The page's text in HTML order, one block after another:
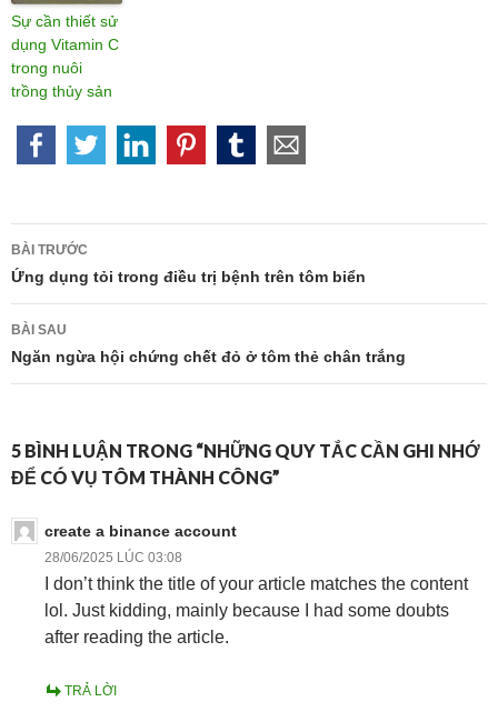
Sự cần thiết sử
dụng Vitamin C
trong nuôi
trồng thủy sản
Điều
hướng
bài
viết
BÀI TRƯỚC
Ứng dụng tỏi trong điều trị bệnh trên tôm biển
BÀI SAU
Ngăn ngừa hội chứng chết đỏ ở tôm thẻ chân trắng
5 BÌNH LUẬN TRONG “NHỮNG QUY TẮC CẦN GHI NHỚ
ĐỂ CÓ VỤ TÔM THÀNH CÔNG”
create a binance account
28/06/2025 LÚC 03:08
I don’t think the title of your article matches the content
lol. Just kidding, mainly because I had some doubts
after reading the article.
TRẢ LỜI